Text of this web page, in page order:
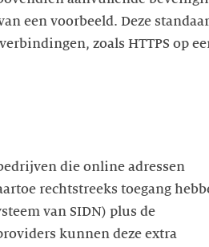
een voorbeeld. Deze
zoals HTTPS op
die online adressen
rechtstreeks toegang
van SIDN) plus de
kunnen deze extra